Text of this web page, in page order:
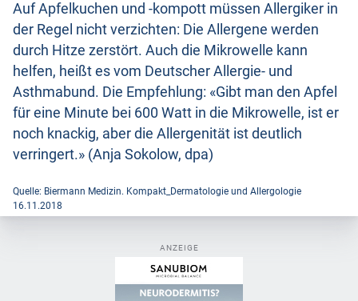
Auf Apfelkuchen und -kompott müssen Allergiker in
der Regel nicht verzichten: Die Allergene werden
durch Hitze zerstört. Auch die Mikrowelle kann
helfen, heißt es vom Deutscher Allergie- und
Asthmabund. Die Empfehlung: «Gibt man den Apfel
für eine Minute bei 600 Watt in die Mikrowelle, ist er
noch knackig, aber die Allergenität ist deutlich
verringert.» (Anja Sokolow, dpa)
Quelle: Biermann Medizin. Kompakt_Dermatologie und Allergologie
16.11.2018
ANZEIGE